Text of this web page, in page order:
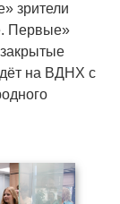
зрители
Первые»
на ВДНХ с